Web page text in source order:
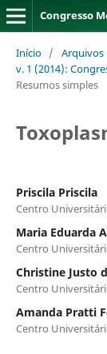
Congresso
Início / Arquivos
v. 1 (2014):
Resumos simples
Priscila Priscila
Centro
Maria Eduarda
Centro
Christine Justo
Centro
Amanda Pratti
Centro